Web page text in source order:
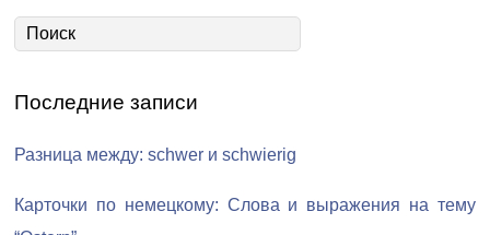
Последние записи
Разница между: schwer и schwierig
Карточки по немецкому: Слова и выражения на тему